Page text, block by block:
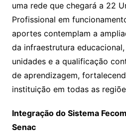
uma rede que chegará a 22
Profissional em
aportes contemplam a
da infraestrutura
unidades e a qualificação
de aprendizagem,
instituição em todas as
Integração do Sistema
Senac